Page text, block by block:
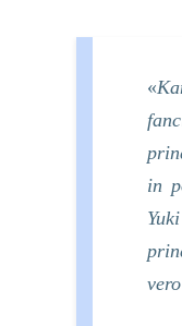
«
in